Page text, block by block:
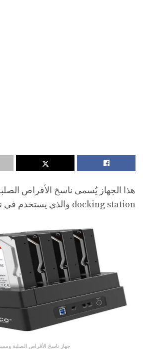
docking station والذي يستخدم في نسخ الهارد ديسك .
جهاز ناسخ الأقراص الصلبة